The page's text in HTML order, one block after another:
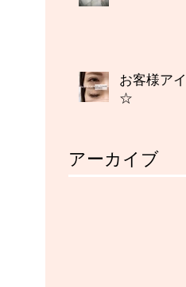
お客様ア
☆
アーカイブ